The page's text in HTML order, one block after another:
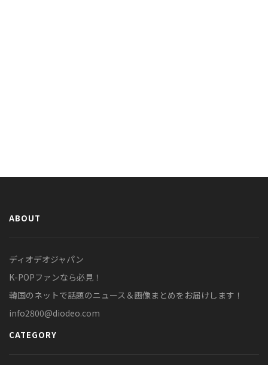
ABOUT
ディオデオジャパン
K-POPファンなら必見！
韓国のネットで話題のニュース＆画像まとめをお届けします！
info2800@diodeo.com
CATEGORY